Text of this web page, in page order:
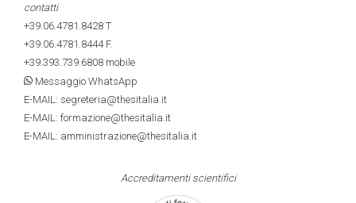
contatti
+39.06.4781.8428 T
+39.06.4781.8444F.
+39.393.739.6808 mobile
Messaggio WhatsApp
E-MAIL: segreteria@thesitalia.it
E-MAIL: formazione@thesitalia.it
E-MAIL: amministrazione@thesitalia.it
Accreditamenti scientifici